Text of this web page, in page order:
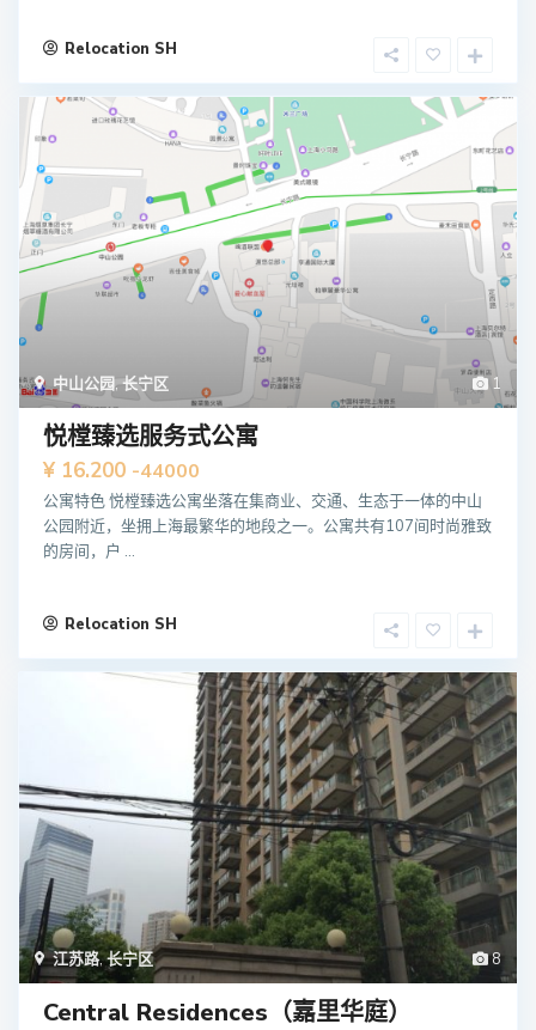
Relocation SH
1
中山公园,长宁区
悦樘臻选服务式公寓
¥ 16.200 -44000
公寓特色 悦樘臻选公寓坐落在集商业、交通、生态于一体的中山
公园附近，坐拥上海最繁华的地段之一。公寓共有107间时尚雅致
的房间，户 ...
Relocation SH
8
江苏路,长宁区
Central Residences（嘉里华庭）